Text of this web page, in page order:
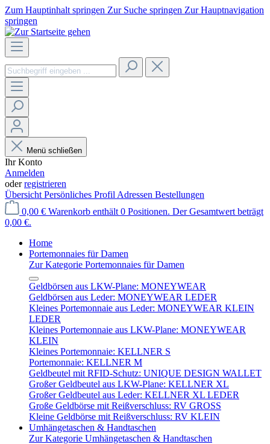
Zum Hauptinhalt springen Zur Suche springen Zur Hauptnavigation
springen
Menü schließen
Ihr Konto
Anmelden
oderregistrieren
Übersicht Persönliches Profil Adressen Bestellungen
0,00 € Warenkorb enthält 0 Positionen. Der Gesamtwert beträgt
0,00 €.
Home
Portemonnaies für Damen
Zur Kategorie Portemonnaies für Damen
Geldbörsen aus LKW-Plane: MONEYWEAR
Geldbörsen aus Leder: MONEYWEAR LEDER
Kleines Portemonnaie aus Leder: MONEYWEAR KLEIN
LEDER
Kleines Portemonnaie aus LKW-Plane: MONEYWEAR
KLEIN
Kleines Portemonnaie: KELLNER S
Portemonnaie: KELLNER M
Geldbeutel mit RFID-Schutz: UNIQUE DESIGN WALLET
Großer Geldbeutel aus LKW-Plane: KELLNER XL
Großer Geldbeutel aus Leder: KELLNER XL LEDER
Große Geldbörse mit Reißverschluss: RV GROSS
Kleine Geldbörse mit Reißverschluss: RV KLEIN
Umhängetaschen & Handtaschen
Zur Kategorie Umhängetaschen & Handtaschen